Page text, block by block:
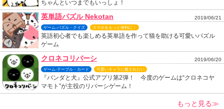
ちゃんといつまでもいっしょ！
英単語パズル Nekotan 2019/06/21
ゲーム-パズル・クイズ スマホをもっと便利に！
英語初心者でも楽しめる英単語を作って猫を助ける可愛いパズル
ゲーム
クロネコリバーシ 2019/06/20
ゲーム-テーブル・カード 可愛いキャラに癒されたい
『パンダと犬』公式アプリ第2弾！ 今度のゲームは“クロネコヤ
マモト”が主役のリバーシゲーム！
もっと見る≫